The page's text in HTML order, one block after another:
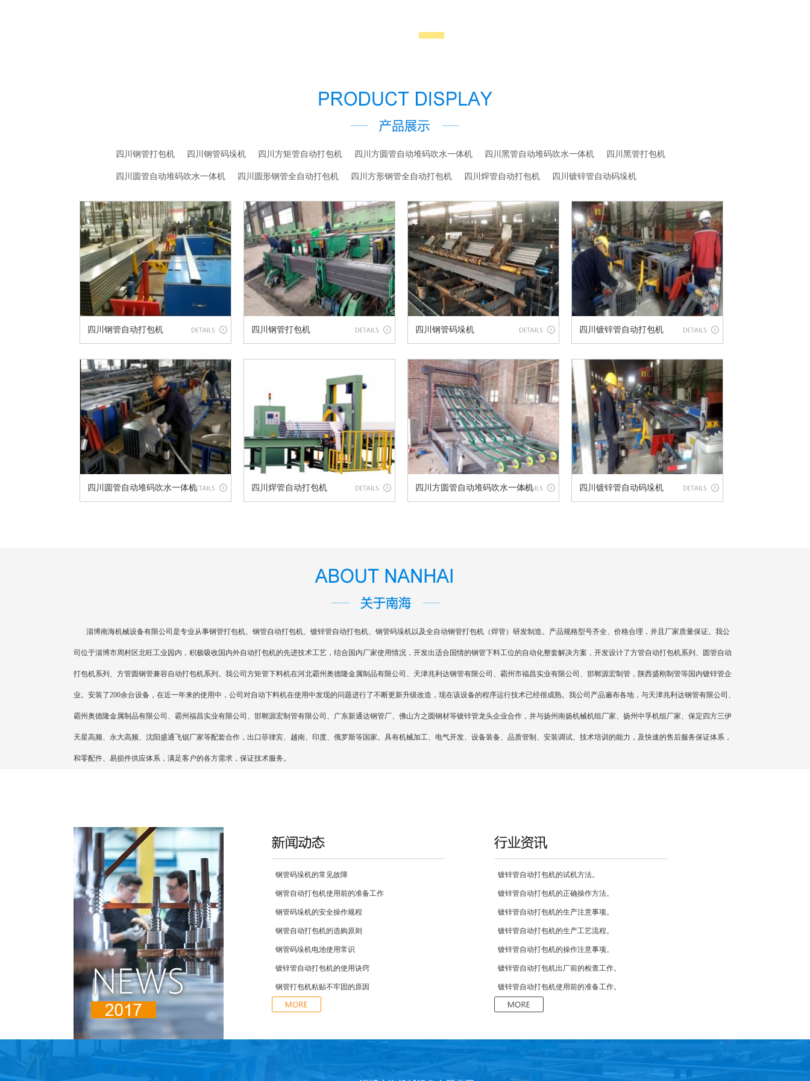
1 3
四川钢管打包机 四川钢管码垛机 四川方矩管自动打包机 四川方圆管自动堆码吹水一体机 四川黑管自动堆码吹水一体机 四川黑管打包机
四川圆管自动堆码吹水一体机 四川圆形钢管全自动打包机 四川方形钢管全自动打包机 四川焊管自动打包机 四川镀锌管自动码垛机
四川钢管自动打包机 四川钢管打包机 四川钢管码垛机 四川镀锌管自动打包机
四川圆管自动堆码吹水一体机 四川焊管自动打包机 四川方圆管自动堆码吹水一体机 四川镀锌管自动码垛机
淄博南海机械设备有限公司是专业从事钢管打包机、钢管自动打包机、镀锌管自动打包机、钢管码垛机以及全自动钢管打包机（焊管）研发制造。产品规格型号齐全、价格合理，并且厂家质量保证。我公
司位于淄博市周村区北旺工业园内，积极吸收国内外自动打包机的先进技术工艺，结合国内厂家使用情况，开发出适合国情的钢管下料工位的自动化整套解决方案，开发设计了方管自动打包机系列、圆管自动
打包机系列、方管圆钢管兼容自动打包机系列。我公司方矩管下料机在河北霸州奥德隆金属制品有限公司、天津兆利达钢管有限公司、霸州市福昌实业有限公司、邯郸源宏制管，陕西盛刚制管等国内镀锌管企
业。安装了200余台设备，在近一年来的使用中，公司对自动下料机在使用中发现的问题进行了不断更新升级改造，现在该设备的程序运行技术已经很成熟。我公司产品遍布各地，与天津兆利达钢管有限公司、
霸州奥德隆金属制品有限公司、霸州福昌实业有限公司、邯郸源宏制管有限公司、广东新通达钢管厂、佛山方之圆钢材等镀锌管龙头企业合作，并与扬州南扬机械机组厂家、扬州中孚机组厂家、保定四方三伊
天星高频、永大高频、沈阳盛通飞锯厂家等配套合作，出口菲律宾、越南、印度、俄罗斯等国家。具有机械加工、电气开发、设备装备、品质管制、安装调试、技术培训的能力，及快速的售后服务保证体系，
和零配件、易损件供应体系，满足客户的各方需求，保证技术服务。
钢管码垛机的常见故障
钢管自动打包机使用前的准备工作
钢管码垛机的安全操作规程
钢管自动打包机的选购原则
钢管码垛机电池使用常识
镀锌管自动打包机的使用诀窍
钢管打包机粘贴不牢固的原因
镀锌管自动打包机的试机方法。
镀锌管自动打包机的正确操作方法。
镀锌管自动打包机的生产注意事项。
镀锌管自动打包机的生产工艺流程。
镀锌管自动打包机的操作注意事项。
镀锌管自动打包机出厂前的检查工作。
镀锌管自动打包机使用前的准备工作。